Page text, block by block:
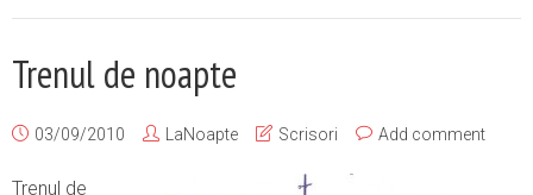
Trenul de noapte
03/09/2010 LaNoapte Scrisori Add comment
Trenul de